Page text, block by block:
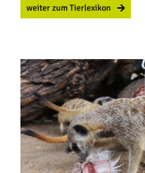
weiter zum Tierlexikon